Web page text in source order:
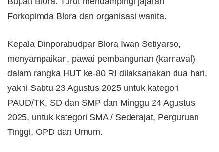
Forkopimda Blora dan organisasi wanita.
Kepala Dinporabudpar Blora Iwan Setiyarso,
menyampaikan, pawai pembangunan (karnaval)
dalam rangka HUT ke-80 RI dilaksanakan dua hari,
yakni Sabtu 23 Agustus 2025 untuk kategori
PAUD/TK, SD dan SMP dan Minggu 24 Agustus
2025, untuk kategori SMA / Sederajat, Perguruan
Tinggi, OPD dan Umum.